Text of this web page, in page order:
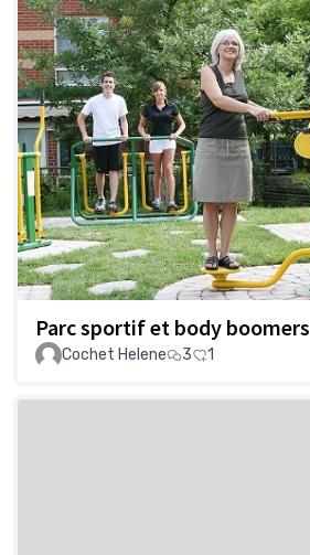
Parc sportif et body boomers
Cochet Helene
3 1